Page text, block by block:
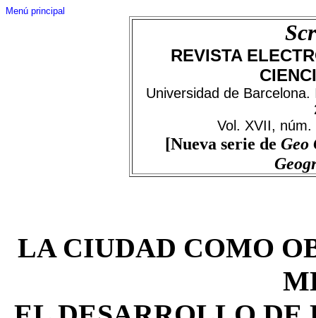
Menú principal
REVISTA
Universidad de
Vol. XVII,
[Nueva serie deGeo
LA CIUDAD COMO